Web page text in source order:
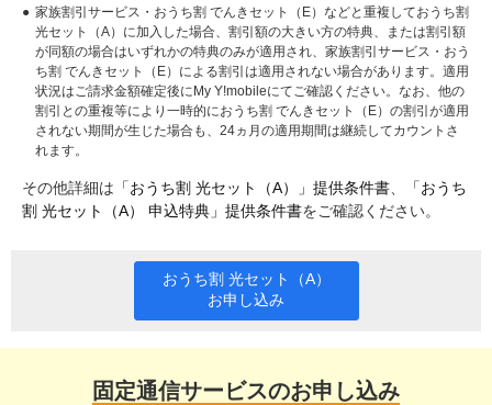
● 家族割引サービス・おうち割 でんきセット（E）などと重複しておうち割
光セット（A）に加入した場合、割引額の大きい方の特典、または割引額
が同額の場合はいずれかの特典のみが適用され、家族割引サービス・おう
ち割 でんきセット（E）による割引は適用されない場合があります。適用
状況はご請求金額確定後にMy Y!mobileにてご確認ください。なお、他の
割引との重複等により一時的におうち割 でんきセット（E）の割引が適用
されない期間が生じた場合も、24ヵ月の適用期間は継続してカウントさ
れます。
その他詳細は 「おうち割 光セット（A）」提供条件書
「おうち
割 光セット（A） 申込特典」提供条件書をご確認ください。
おうち割 光セット（A）
お申し込み
固定通信サービスのお申し込み